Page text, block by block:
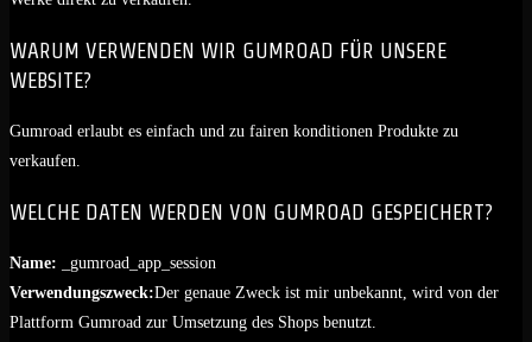
WARUM VERWENDEN WIR GUMROAD FÜR UNSERE
WEBSITE?
Gumroad erlaubt es einfach und zu fairen konditionen Produkte zu
verkaufen.
WELCHE DATEN WERDEN VON GUMROAD GESPEICHERT?
Name: _gumroad_app_session
Verwendungszweck:Der genaue Zweck ist mir unbekannt, wird von der
Plattform Gumroad zur Umsetzung des Shops benutzt.